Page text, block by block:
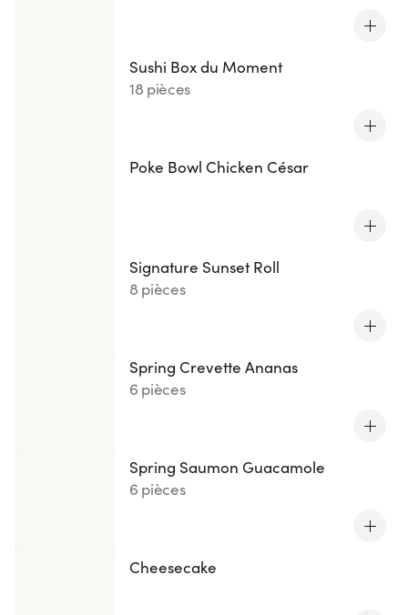
Sushi Box du Moment
18 pièces
Poke Bowl Chicken César
Signature Sunset Roll
8 pièces
Spring Crevette Ananas
6 pièces
Spring Saumon Guacamole
6 pièces
Cheesecake